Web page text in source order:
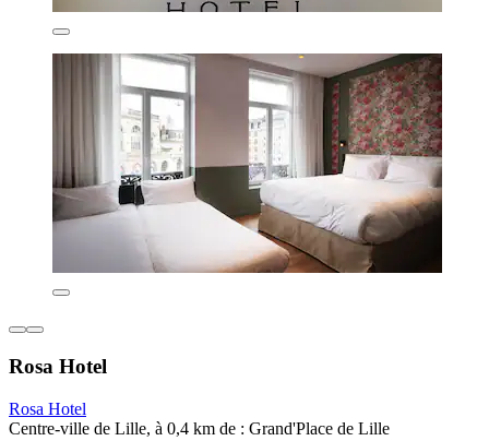
Rosa Hotel
Rosa Hotel
Centre-ville de Lille, à 0,4 km de : Grand'Place de Lille